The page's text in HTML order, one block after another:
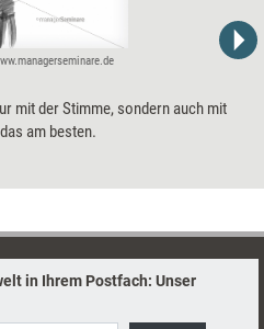
mit der Stimme, sondern auch mit
am besten.
in Ihrem Postfach: Unser